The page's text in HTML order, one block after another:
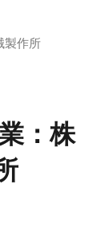
製作所
：株